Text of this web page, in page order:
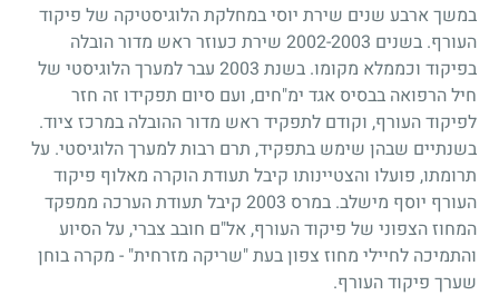
במשך ארבע שנים שירת יוסי במחלקת הלוגיסטיקה של פיקוד
העורף. בשנים 2002-2003 שירת כעוזר ראש מדור הובלה
בפיקוד וכממלא מקומו. בשנת 2003 עבר למערך הלוגיסטי של
חיל הרפואה בבסיס אגד ימ"חים, ועם סיום תפקידו זה חזר
לפיקוד העורף, וקודם לתפקיד ראש מדור ההובלה במרכז ציוד.
בשנתיים שבהן שימש בתפקיד, תרם רבות למערך הלוגיסטי. על
תרומתו, פועלו והצטיינותו קיבל תעודת הוקרה מאלוף פיקוד
העורף יוסף מישלב. במרס 2003 קיבל תעודת הערכה ממפקד
המחוז הצפוני של פיקוד העורף, אל"ם חובב צברי, על הסיוע
והתמיכה לחיילי מחוז צפון בעת "שריקה מזרחית" - מקרה בוחן
שערך פיקוד העורף.